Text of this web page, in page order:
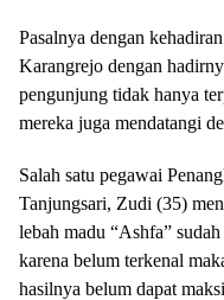
Pasalnya dengan
Karangrejo dengan
pengunjung tidak hanya
mereka juga mendatangi
Salah satu pegawai
Tanjungsari, Zudi (35)
lebah madu “Ashfa”
karena belum terkenal
hasilnya belum dapat